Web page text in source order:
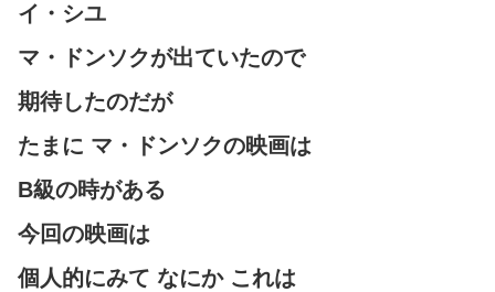
イ・シユ
マ・ドンソクが出ていたので
期待したのだが
たまに マ・ドンソクの映画は
B級の時がある
今回の映画は
個人的にみて なにか これは